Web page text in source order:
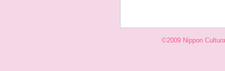
©2009 Nippon